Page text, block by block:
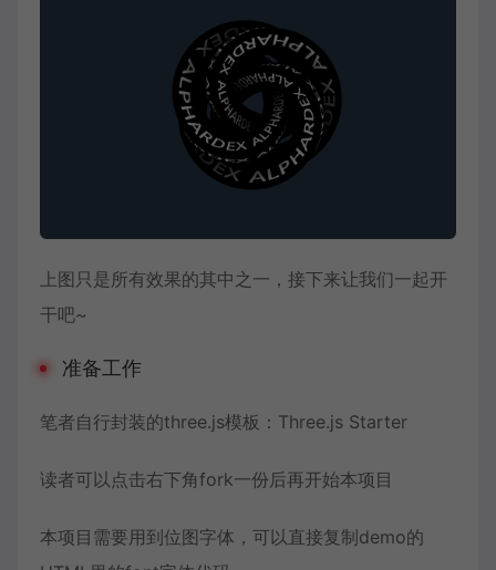
上图只是所有效果的其中之一，接下来让我们一起开
干吧~
准备工作
笔者自行封装的three.js模板 ：Three.js Starter
读者可以点击右下角fork一份后再开始本项目
本项目需要用到位图字体，可以直接复制demo的